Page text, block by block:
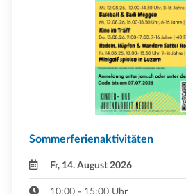
Sommerferienaktivitäten
Fr, 14. August 2026
10:00 - 15:00 Uhr